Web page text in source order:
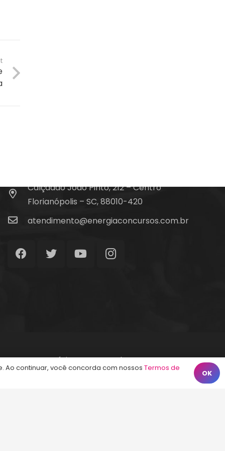
Calçadão João Pinto, 212 – Centro
Florianópolis – SC, 88010-420
atendimento@energiaconcursos.com.br
Início Termos de Uso Contato
continuar, você concorda com nossos Termos de
OK